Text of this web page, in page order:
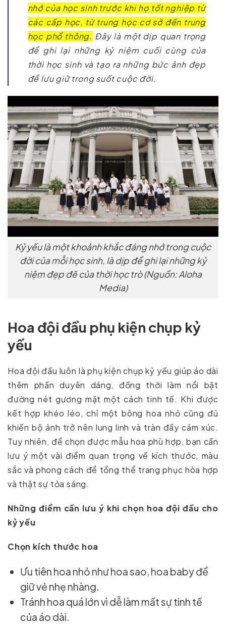
nhớ của học sinh trước khi họ tốt nghiệp từ
các cấp học, từ trung học cơ sở đến trung
học phổ thông. Đây là một dịp quan trọng
để ghi lại những kỷ niệm cuối cùng của
thời học sinh và tạo ra những bức ảnh đẹp
để lưu giữ trong suốt cuộc đời.
Kỷ yếu là một khoảnh khắc đáng nhớ trong cuộc
đời của mỗi học sinh, là dịp để ghi lại những kỷ
niệm đẹp đẽ của thời học trò (Nguồn: Aloha
Media)
Hoa đội đầu phụ kiện chụp kỷ
yếu
Hoa đội đầu luôn là phụ kiện chụp kỷ yếu giúp áo dài
thêm phần duyên dáng, đồng thời làm nổi bật
đường nét gương mặt một cách tinh tế. Khi được
kết hợp khéo léo, chỉ một bông hoa nhỏ cũng đủ
khiến bộ ảnh trở nên lung linh và tràn đầy cảm xúc.
Tuy nhiên, để chọn được mẫu hoa phù hợp, bạn cần
lưu ý một vài điểm quan trọng về kích thước, màu
sắc và phong cách để tổng thể trang phục hòa hợp
và thật sự tỏa sáng.
Những điểm cần lưu ý khi chọn hoa đội đầu cho
kỷ yếu
Chọn kích thước hoa
Ưu tiên hoa nhỏ như hoa sao, hoa baby để
giữ vẻ nhẹ nhàng.
Tránh hoa quá lớn vì dễ làm mất sự tinh tế
của áo dài.